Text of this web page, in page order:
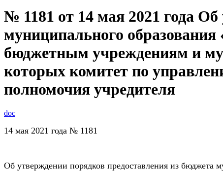
№ 1181 от 14 мая 2021 года
муниципального
бюджетным учреждениям и
которых комитет по
полномочия учредителя
doc
14 мая 2021 года № 1181
Об утверждении порядков предоставления из